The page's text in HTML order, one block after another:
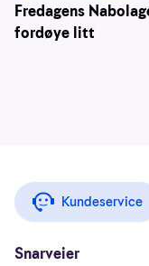
Fredagens
fordøye litt
Kundeservice
Snarveier